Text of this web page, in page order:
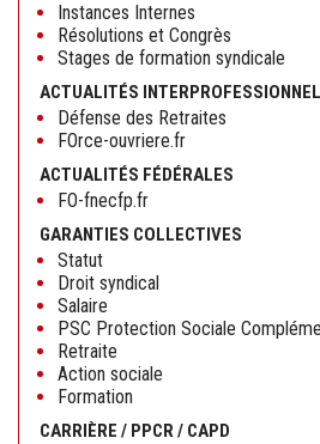
Instances Internes
Résolutions et Congrès
Stages de formation syndicale
ACTUALITÉS
Défense des Retraites
FOrce-ouvriere.fr
ACTUALITÉS FÉDÉRALES
FO-fnecfp.fr
GARANTIES COLLECTIVES
Statut
Droit syndical
Salaire
PSC Protection Sociale
Retraite
Action sociale
Formation
CARRIÈRE / PPCR / CAPD